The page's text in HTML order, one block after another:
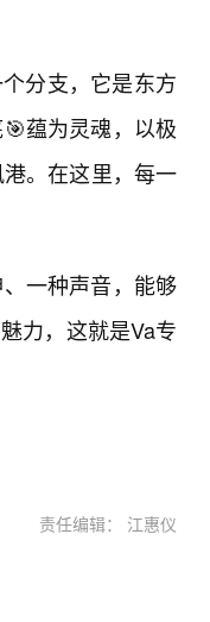
分支，它是东方
蕴为灵魂，以极
。在这里，每一
一种声音，能够
力，这就是Va专
责任编辑： 江惠仪